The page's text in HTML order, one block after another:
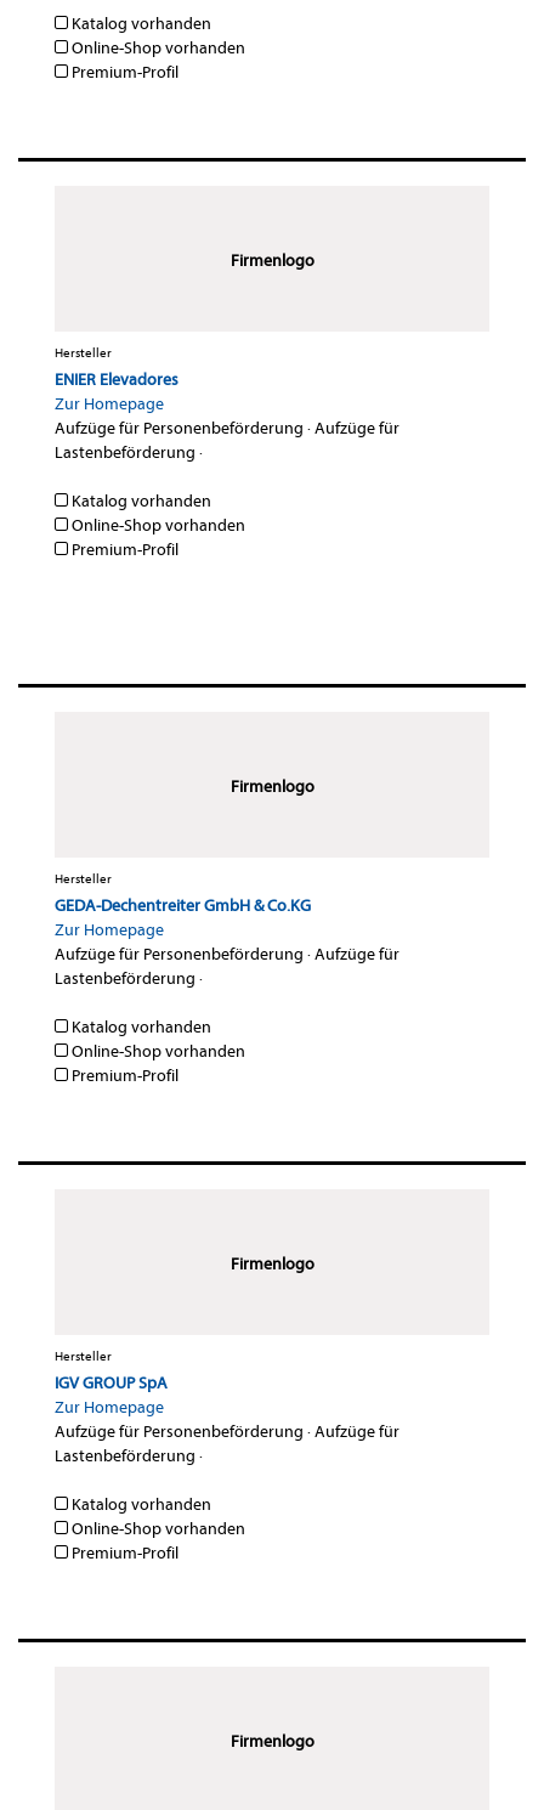
Katalog vorhanden
Online-Shop vorhanden
Premium-Profil
Firmenlogo
Hersteller
ENIER Elevadores
Zur Homepage
Aufzüge für Personenbeförderung ·Aufzüge für
Lastenbeförderung ·
Katalog vorhanden
Online-Shop vorhanden
Premium-Profil
Firmenlogo
Hersteller
GEDA-Dechentreiter GmbH & Co.KG
Zur Homepage
Aufzüge für Personenbeförderung ·Aufzüge für
Lastenbeförderung ·
Katalog vorhanden
Online-Shop vorhanden
Premium-Profil
Firmenlogo
Hersteller
IGV GROUP SpA
Zur Homepage
Aufzüge für Personenbeförderung ·Aufzüge für
Lastenbeförderung ·
Katalog vorhanden
Online-Shop vorhanden
Premium-Profil
Firmenlogo